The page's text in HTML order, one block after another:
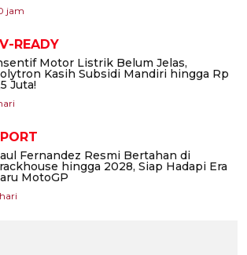
jam
READY
Motor Listrik Belum Jelas,
Kasih Subsidi Mandiri hingga Rp
Juta!
Fernandez Resmi Bertahan di
hingga 2028, Siap Hadapi Era
MotoGP